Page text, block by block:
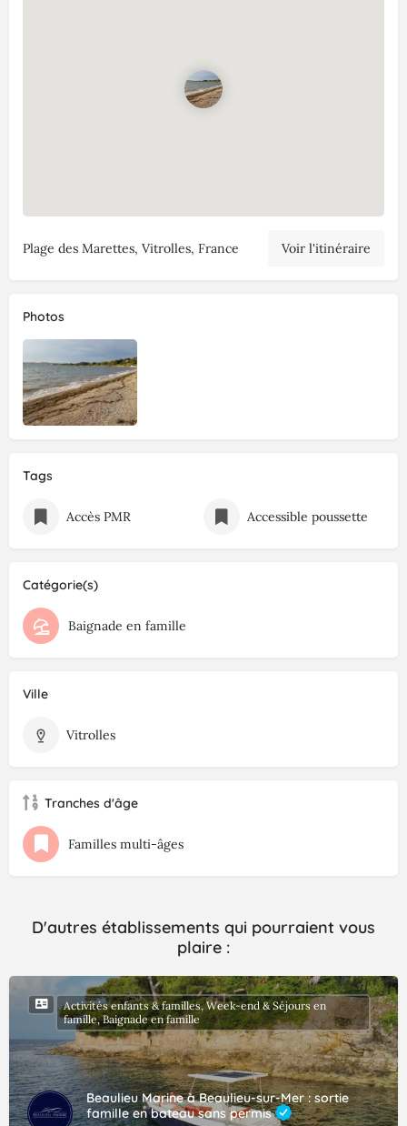
Plage des Marettes, Vitrolles, France Voir l'itinéraire
Photos
Tags
Accès PMR Accessible poussette
Catégorie(s)
Baignade en famille
Ville
Vitrolles
Tranches d'âge
Familles multi-âges
D'autres établissements qui pourraient vous
plaire :
Beaulieu Marine à Beaulieu-sur-Mer : sortie
famille en bateau sans permis
Activités enfants & familles, Week-end & Séjours en
famille, Baignade en famille